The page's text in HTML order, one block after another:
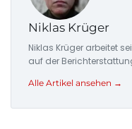
Niklas Krüger
Niklas Krüger arbeitet
auf der
Alle Artikel ansehen →